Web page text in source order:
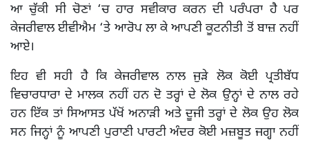
ਆ ਚੁੱਕੀ ਸੀ ਚੋਣਾਂ ‘ਚ ਹਾਰ ਸਵੀਕਾਰ ਕਰਨ ਦੀ ਪਰੰਪਰਾ ਹੈ ਪਰ
ਕੇਜਰੀਵਾਲ ਈਵੀਐਮ ‘ਤੇ ਆਰੋਪ ਲਾ ਕੇ ਆਪਣੀ ਕੂਟਨੀਤੀ ਤੋਂ ਬਾਜ਼ ਨਹੀਂ
ਆਏ।
ਇਹ ਵੀ ਸਹੀ ਹੈ ਕਿ ਕੇਜਰੀਵਾਲ ਨਾਲ ਜੁੜੇ ਲੋਕ ਕੋਈ ਪ੍ਰਤੀਬੱਧ
ਵਿਚਾਰਧਾਰਾ ਦੇ ਮਾਲਕ ਨਹੀਂ ਹਨ ਦੋ ਤਰ੍ਹਾਂ ਦੇ ਲੋਕ ਉਨ੍ਹਾਂ ਦੇ ਨਾਲ ਰਹੇ
ਹਨ ਇੱਕ ਤਾਂ ਸਿਆਸਤ ਪੱਖੋਂ ਅਨਾੜੀ ਅਤੇ ਦੂਜੀ ਤਰ੍ਹਾਂ ਦੇ ਲੋਕ ਉਹ ਲੋਕ
ਸਨ ਜਿਨ੍ਹਾਂ ਨੂੰ ਆਪਣੀ ਪੁਰਾਣੀ ਪਾਰਟੀ ਅੰਦਰ ਕੋਈ ਮਜ਼ਬੂਤ ਜਗ੍ਹਾ ਨਹੀਂ